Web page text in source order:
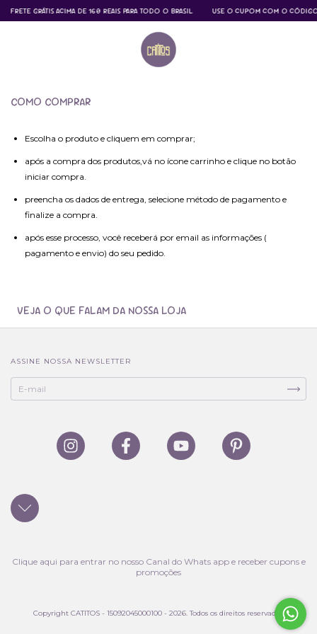
FRETE GRÁTIS ACIMA DE 160 REAIS PARA TODO O BRASIL USE O CUPOM COM O CÓDIGO
COMO COMPRAR
Escolha o produto e cliquem em comprar;
após a compra dos produtos,vá no ícone carrinho e clique no botão
iniciar compra.
preencha os dados de entrega, selecione método de pagamento e
finalize a compra.
após esse processo, você receberá por email as informações (
pagamento e envio) do seu pedido.
VEJA O QUE FALAM DA NOSSA LOJA
ASSINE NOSSA NEWSLETTER
Clique aqui para entrar no nosso Canal do Whats app e receber cupons e
promoções
Copyright CATITOS - 15092045000100 - 2026. Todos os direitos reservados.